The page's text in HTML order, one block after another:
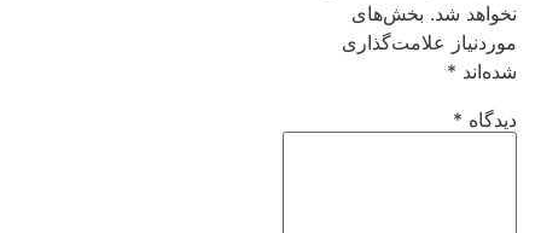
نخواهد شد. بخش‌های
موردنیاز علامت‌گذاری
شده‌اند *
دیدگاه *